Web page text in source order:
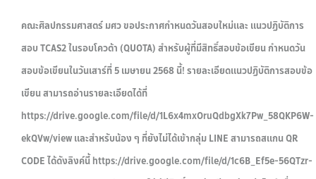
คณะศิลปกรรมศาสตร์ มศว ขอประกาศกำหนดวันสอบใหม่และ แนวปฏิบัติการ
สอบ TCAS2 ในรอบโควต้า (QUOTA) สำหรับผู้ที่มีสิทธิ์สอบข้อเขียน กำหนดวัน
สอบข้อเขียนในวันเสาร์ที่ 5 เมษายน 2568 นี้! รายละเอียดแนวปฏิบัติการสอบข้อ
เขียน สามารถอ่านรายละเอียดได้ที่
https://drive.google.com/file/d/1L6x4mxOruQdbgXk7Pw_58QKP6W-
ekQVw/view และสำหรับน้อง ๆ ที่ยังไม่ได้เข้ากลุ่ม LINE สามารถสแกน QR
CODE ได้ดังลิงค์นี้ https://drive.google.com/file/d/1c6B_Ef5e-56QTzr-